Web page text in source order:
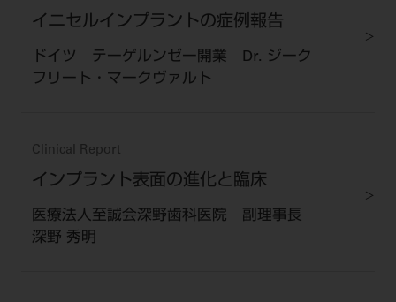
イニセルインプラントの症例報告
ドイツ テーゲルンゼー開業 Dr. ジーク
フリート・マークヴァルト
Clinical Report
インプラント表面の進化と臨床
医療法人至誠会深野歯科医院 副理事長
深野 秀明